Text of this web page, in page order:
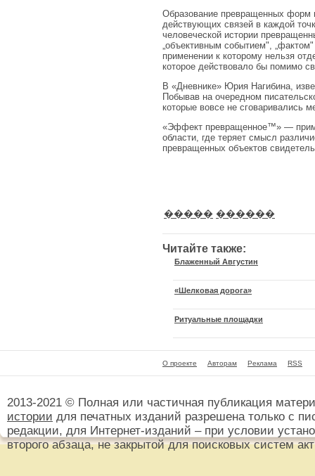
Образование превращенных форм
действующих связей в каждой
человеческой истории
„объективным событием",
применении к которому нельзя
которое действовало бы помимо
В «Дневнике» Юрия Нагибина,
Побывав на очередном
которые вовсе не сговаривались
«Эффект превращенное™» —
области, где теряет смысл
превращенных объектов
����� ������
Читайте также:
Блаженный Августин
«Шелковая дорога»
Ритуальные площадки
О проекте Авторам Реклама RSS
2013-2021 © Полная или частичная публикация
истории для печатных изданий разрешена только с
редакции, для Интернет-изданий – при условии
второго абзаца, не закрытой для поисковых систем